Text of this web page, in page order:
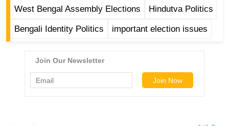
न
ग
West Bengal Assembly Elections Hindutva Politics
Bengali Identity Politics important election issues